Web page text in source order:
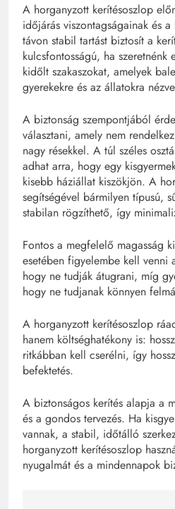
A horganyzott kerítésoszlop
időjárás viszontagságainak és
távon stabil tartást biztosít a
kulcsfontosságú, ha
kidőlt szakaszokat, amelyek
gyerekekre és az állatokra
A biztonság szempontjából
választani, amely nem
nagy résekkel. A túl széles
adhat arra, hogy egy
kisebb háziállat kiszökjön. A
segítségével bármilyen típusú,
stabilan rögzíthető, így
Fontos a megfelelő magasság
esetében figyelembe kell venni
hogy ne tudják átugrani, míg
hogy ne tudjanak könnyen
A horganyzott kerítésoszlop
hanem költséghatékony is:
ritkábban kell cserélni, így
befektetés.
A biztonságos kerítés alapja a
és a gondos tervezés. Ha
vannak, a stabil, időtálló
horganyzott kerítésoszlop
nyugalmát és a mindennapok